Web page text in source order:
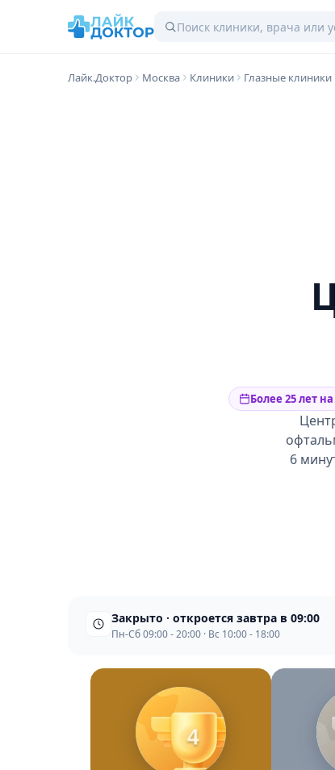
Лайк.Доктор Москва Клиники Глазные клиники
Более 25 лет
6
Закрыто · откроется завтра в 09:00
Пн-Сб 09:00 - 20:00 · Вс 10:00 - 18:00
4